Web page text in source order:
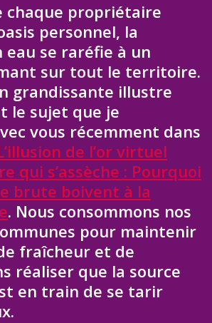
chaque propriétaire
personnel, la
eau se raréfie à un
sur tout le territoire.
grandissante illustre
le sujet que je
vous récemment dans
de l’or virtuel
qui s’assèche : Pourquoi
brute boivent à la
. Nous consommons nos
pour maintenir
fraîcheur et de
réaliser que la source
en train de se tarir